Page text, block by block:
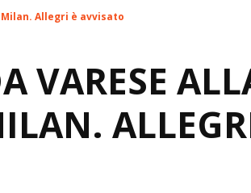
Allegri è avvisato
VARESE